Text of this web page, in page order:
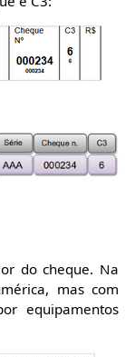
do cheque. Na
mas com
equipamentos